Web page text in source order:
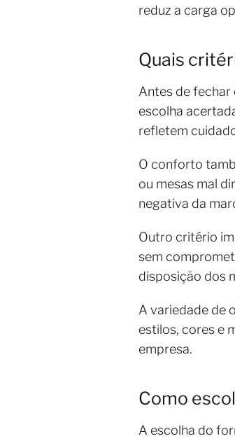
reduz a carga
Quais
Antes de fechar
escolha
refletem
O conforto
ou mesas mal
negativa da
Outro critério
sem
disposição dos
A variedade de
estilos, cores e
empresa.
Como
A escolha do